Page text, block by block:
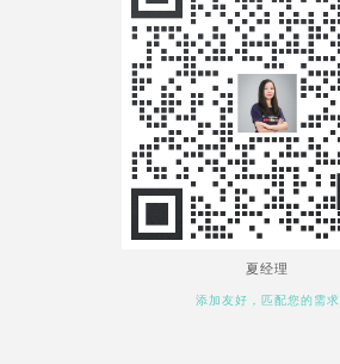
夏经理
添加友好，匹配您的需求